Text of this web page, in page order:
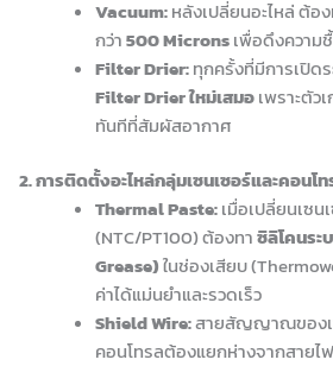
Vacuum:หลังเปลี่ยนอะไหล่ ต้อ
กว่า500 Micronsเพื่อดึงความ
Filter Drier:ทุกครั้งที่มีการเปิดร
Filter Drier ใหม่เสมอเพราะตัว
ทันทีที่สัมผัสอากาศ
2. การติดตั้งอะไหล่กลุ่มเซนเซอร์และคอน
Thermal Paste:เมื่อเปลี่ยนเซ
(NTC/PT100) ต้องทาซิลิโคนร
Grease)ในช่องเสียบ
ค่าได้แม่นยำและรวดเร็ว
Shield Wire:สายสัญญาณของเ
คอนโทรลต้องแยกห่างจากสายไ